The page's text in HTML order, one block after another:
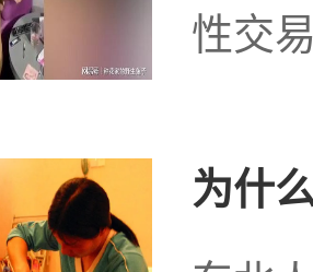
性交
为什